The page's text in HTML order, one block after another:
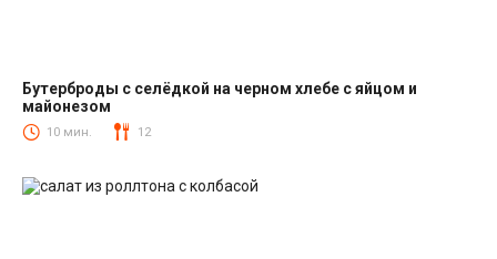
Закуски
Бутерброды с селёдкой на черном хлебе с яйцом и
майонезом
10 мин. 12